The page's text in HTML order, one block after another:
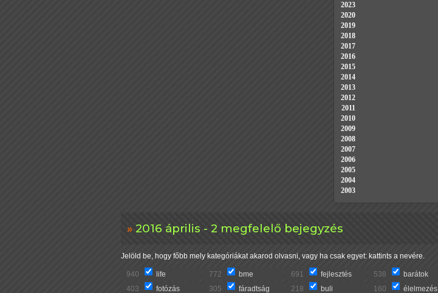
2016 április - 2 megfelelő bejegyzés
Jelöld be, hogy főbb mely kategóriákat akarod olvasni, vagy ha csak egyet: kattints a nevére.
940 life 772 bme 691 fejlesztés 538 barátok
403
fotózás 305 fáradtság 218 buli 160 élelmezés
2023
2020
2019
2018
2017
2016
2015
2014
2013
2012
2011
2010
2009
2008
2007
2006
2005
2004
2003